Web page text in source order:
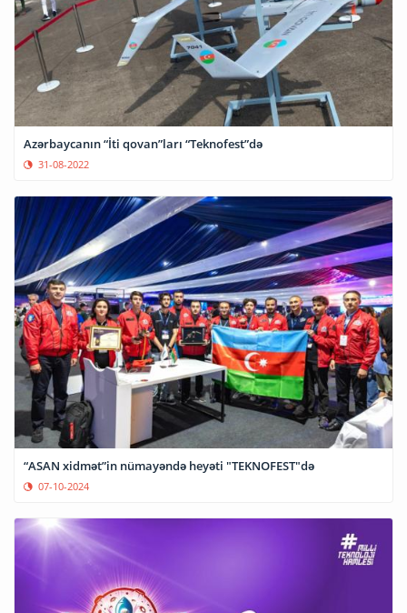
Azərbaycanın “İti qovan”ları “Teknofest”də
31-08-2022
“ASAN xidmət”in nümayəndə heyəti "TEKNOFEST"də
07-10-2024